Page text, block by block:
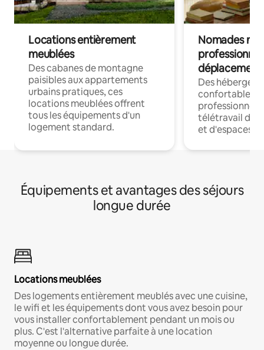
Locations entièrement
meublées
Des cabanes de montagne
paisibles aux appartements
urbains pratiques, ces
locations meublées offrent
tous les équipements d'un
logement standard.
Nomades
déplacement
Des
confortables
professionnels
télétravail
et d'espaces
Équipements et avantages des séjours
longue durée
Locations meublées
Des logements entièrement meublés avec une cuisine,
le wifi et les équipements dont vous avez besoin pour
vous installer confortablement pendant un mois ou
plus. C'est l'alternative parfaite à une location
moyenne ou longue durée.